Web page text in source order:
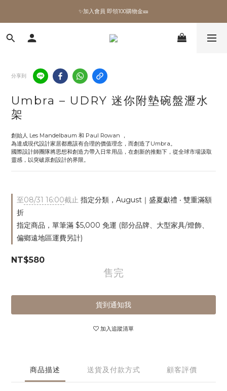
✨加入會員 即領100購物金🎫
✨加入會員 即領100購物金🎫
全館滿額現折🔥
✨加入會員 即領100購物金🎫
分享到
Umbra – UDRY 迷你附墊碗盤瀝水
架
創始人 Les Mandelbaum 和 Paul Rowan ，
為達成現代設計家居都應該有合理的價值理念，而創造了Umbra。
國際設計師團隊將思想和創造力帶入日常用品，在創新的推動下，從全球市場汲取
靈感，以突破原創設計的界限。
至08/31 16:00截止 指定分類，August｜盛夏獻禮 ‧ 雙重滿額
折
指定商品，單筆滿 $5,000 免運 (部分品牌、大型家具/燈飾、
偏鄉遠地區運費另計)
NT$580
售完
貨到通知我
加入追蹤清單
商品描述 送貨及付款方式 顧客評價